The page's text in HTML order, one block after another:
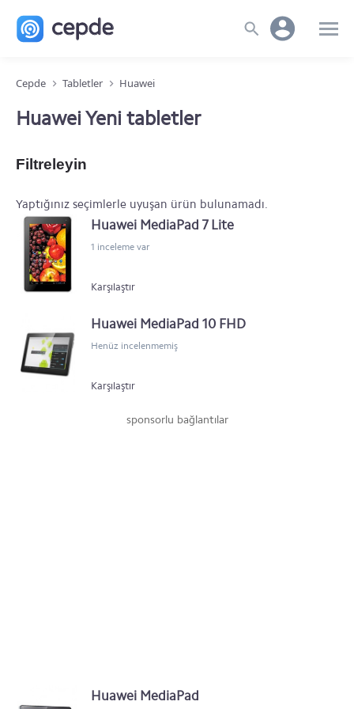
Cepde Tabletler Huawei
Huawei Yeni tabletler
Filtreleyin
Yaptığınız seçimlerle uyuşan ürün bulunamadı.
Huawei MediaPad 7 Lite
1 inceleme var
Karşılaştır
Huawei MediaPad 10 FHD
Henüz incelenmemiş
Karşılaştır
sponsorlu bağlantılar
Huawei MediaPad